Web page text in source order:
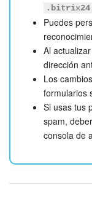
Puedes
Al
dirección
Los
formularios
Si usas tus
spam,
consola de